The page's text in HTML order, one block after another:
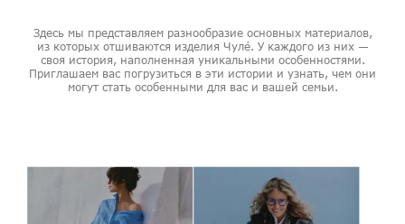
Здесь мы представляем разнообразие основных материалов,
из которых отшиваются изделия Чулé. У каждого из них —
своя история, наполненная уникальными особенностями.
Приглашаем вас погрузиться в эти истории и узнать, чем они
могут стать особенными для вас и вашей семьи.